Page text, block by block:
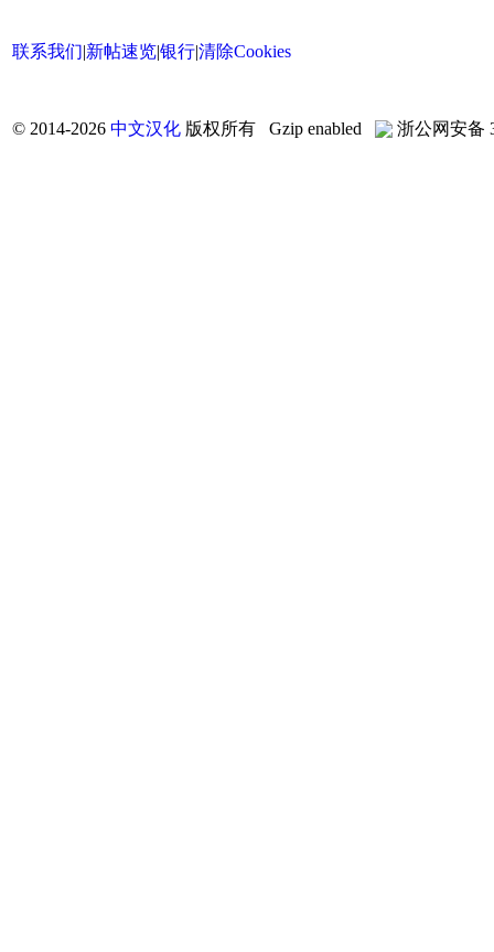
联系我们|新帖速览|银行|清除Cookies
© 2014-2026 中文汉化 版权所有 Gzip enabled 浙公网安备